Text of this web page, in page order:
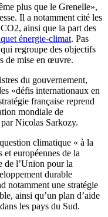
plus que le Grenelle»,
Il a notamment cité les
ainsi que la part des
énergie-climat. Pas
regroupe des objectifs
de mise en œuvre.
du gouvernement,
«défis internationaux en
française reprend
mondiale de
Nicolas Sarkozy.
climatique « à la
et européennes de la
de l’Union pour la
durable
notamment une stratégie
ainsi qu’un plan d’aide
dans les pays du Sud.